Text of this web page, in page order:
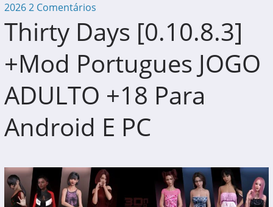
20262 Comentários
Thirty Days [0.10.8.3]
+Mod Portugues JOGO
ADULTO +18 Para
Android E PC